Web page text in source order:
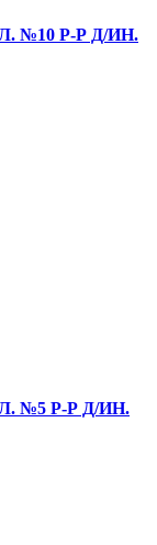
№10 Р-Р Д/ИН.
№5 Р-Р Д/ИН.